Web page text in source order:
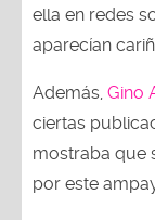
ella en redes
aparecían
Además, Gino
ciertas
mostraba que
por este